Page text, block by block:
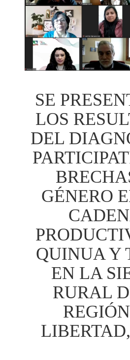
SE
LOS
DEL
GÉNERO
QUINUA Y
EN LA
RURAL